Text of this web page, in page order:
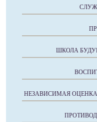
ШКОЛА
НЕЗАВИСИМАЯ